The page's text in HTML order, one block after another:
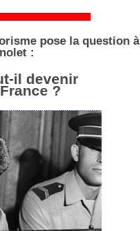
pose la question à
:
il devenir
?